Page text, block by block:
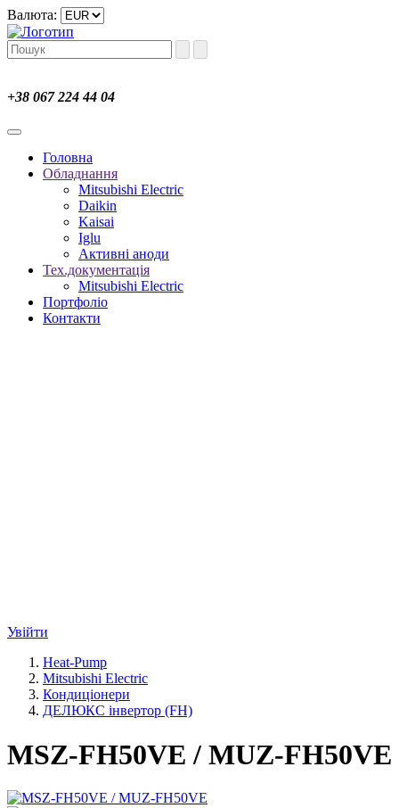
Валюта:
+38 067 224 44 04
Головна
Обладнання
Mitsubishi Electric
Daikin
Kaisai
Iglu
Активні аноди
Тех.документація
Mitsubishi Electric
Портфоліо
Контакти
Увійти
Heat-Pump
Mitsubishi Electric
Кондиціонери
ДЕЛЮКС інвертор (FH)
MSZ-FH50VE / MUZ-FH50VE